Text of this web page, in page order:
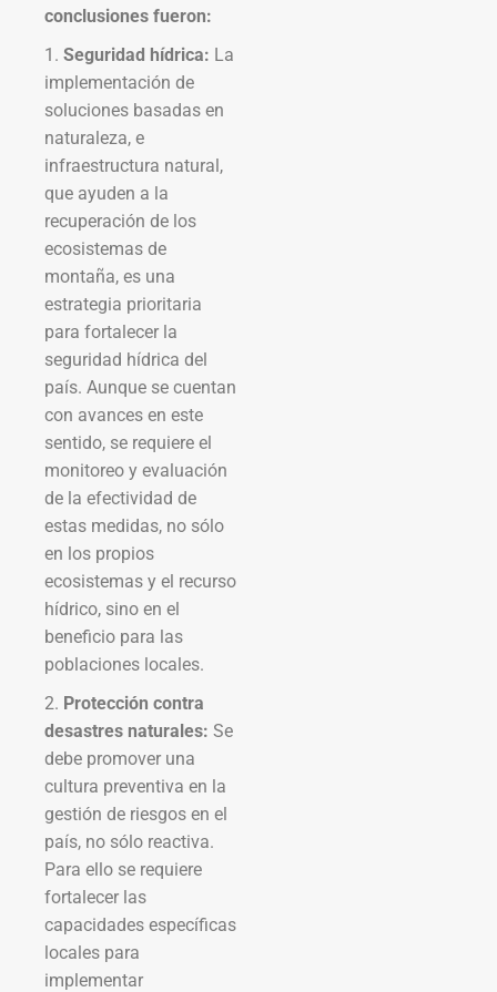
conclusiones fueron:
1. Seguridad hídrica: La
implementación de
soluciones basadas en
naturaleza, e
infraestructura natural,
que ayuden a la
recuperación de los
ecosistemas de
montaña, es una
estrategia prioritaria
para fortalecer la
seguridad hídrica del
país. Aunque se cuentan
con avances en este
sentido, se requiere el
monitoreo y evaluación
de la efectividad de
estas medidas, no sólo
en los propios
ecosistemas y el recurso
hídrico, sino en el
beneficio para las
poblaciones locales.
2. Protección contra
desastres naturales: Se
debe promover una
cultura preventiva en la
gestión de riesgos en el
país, no sólo reactiva.
Para ello se requiere
fortalecer las
capacidades específicas
locales para
implementar